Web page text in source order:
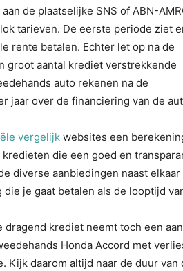
de plaatselijke SNS of ABN-
tarieven. De eerste periode ziet
rente betalen. Echter let op na de
groot aantal krediet verstrekkende
auto rekenen na de
jaar over de financiering van de
vergelijk websites een
die een goed en
diverse aanbiedingen naast elkaar
je gaat betalen als de looptijd
dragend krediet neemt toch een
Honda Accord met
daarom altijd naar de duur van